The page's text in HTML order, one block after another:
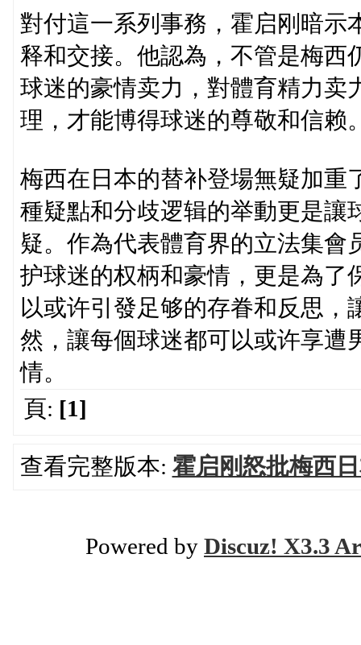
對付這一系列事務，霍启刚暗示
释和交接。他認為，不管是梅西
球迷的豪情卖力，對體育精力卖
理，才能博得球迷的尊敬和信赖
梅西在日本的替补登場無疑加重
種疑點和分歧逻辑的举動更是讓
疑。作為代表體育界的立法集會
护球迷的权柄和豪情，更是為了
以或许引發足够的存眷和反思
然，讓每個球迷都可以或许享遭
情。
頁: [1]
查看完整版本: 霍启刚怒批梅西
Powered by Discuz! X3.3